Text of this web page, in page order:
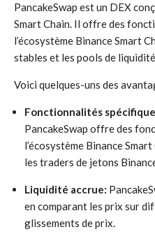
PancakeSwap est un DEX
Smart Chain. Il offre des
l’écosystème Binance Smart
stables et les pools de
Voici quelques-uns des
Fonctionnalités
PancakeSwap offre des
l’écosystème Binance
les traders de jetons
Liquidité accrue:
en comparant les prix sur
glissements de prix.